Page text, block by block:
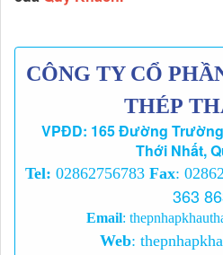
CÔNG TY CỔ
THÉP
VPĐD: 165 Đường
Thới Nhất,
Tel: 02862756783 Fax:
363
Email:
Web: